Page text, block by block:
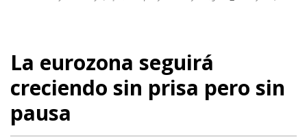
La eurozona seguirá
creciendo sin prisa pero sin
pausa